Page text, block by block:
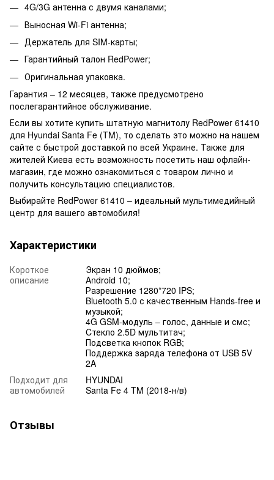
4G/3G антенна с двумя каналами;
Выносная Wi-Fi антенна;
Держатель для SIM-карты;
Гарантийный талон RedPower;
Оригинальная упаковка.
Гарантия – 12 месяцев, также предусмотрено
послегарантийное обслуживание.
Если вы хотите купить штатную магнитолу RedPower 61410
для Hyundai Santa Fe (TM), то сделать это можно на нашем
сайте с быстрой доставкой по всей Украине. Также для
жителей Киева есть возможность посетить наш офлайн-
магазин, где можно ознакомиться с товаром лично и
получить консультацию специалистов.
Выбирайте RedPower 61410 – идеальный мультимедийный
центр для вашего автомобиля!
Характеристики
Короткое
описание
Экран 10 дюймов;
Android 10;
Разрешение 1280*720 IPS;
Bluetooth 5.0 с качественным Hands-free и
музыкой;
4G GSM-модуль – голос, данные и смс;
Cтекло 2.5D мультитач;
Подсветка кнопок RGB;
Поддержка заряда телефона от USB 5V
2A
Подходит для
автомобилей
HYUNDAI
Santa Fe 4 TM (2018-н/в)
Отзывы